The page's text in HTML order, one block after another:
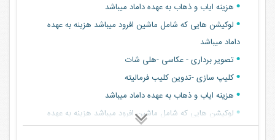
هزینه ایاب و ذهاب به عهده داماد میباشد
لوکیشن هایی که شامل ماشین افرود میباشد هزینه به عهده
داماد میباشد
تصویر برداری - عکاسی -هلی شات
کلیپ سازی -تدوین کلیب فرمالیته
هزینه ایاب و ذهاب به عهده داماد میباشد
لوکیشن هایی که شامل ماشین افرود میباشد هزینه به عهده